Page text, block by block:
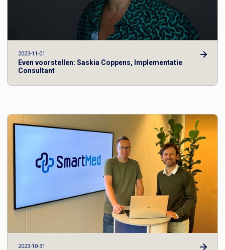
2023-11-01
Even voorstellen: Saskia Coppens, Implementatie
Consultant
2023-10-31